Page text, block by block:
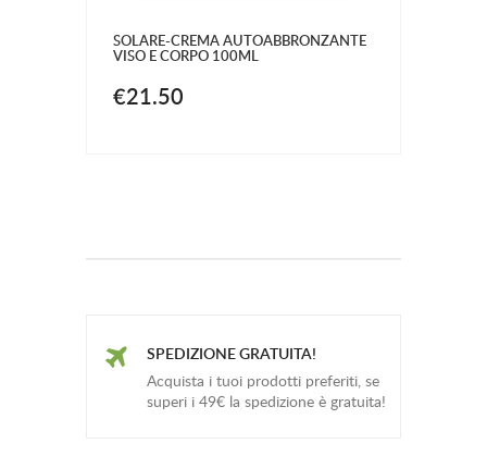
SOLARE-CREMA AUTOABBRONZANTE
VISO E CORPO 100ML
€21.50
SPEDIZIONE GRATUITA!
Acquista i tuoi prodotti preferiti, se
superi i 49€ la spedizione è gratuita!